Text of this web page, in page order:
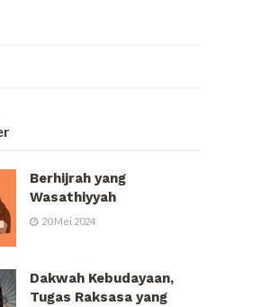
Berhijrah yang
Wasathiyyah
20 Mei 2024
Dakwah Kebudayaan,
Tugas Raksasa yang